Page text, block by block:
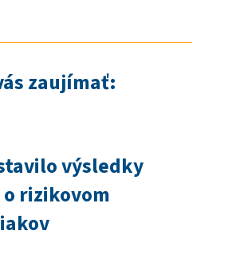
zaujímať:
výsledky
rizikovom